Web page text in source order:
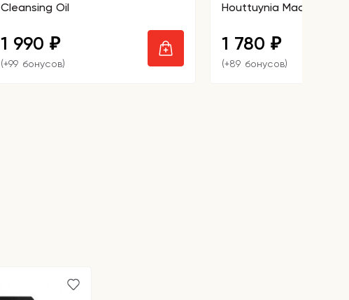
Cleansing Oil
1 990 ₽
(+99 бонусов)
Houttuynia Madeca
1 780 ₽
(+89 бонусов)